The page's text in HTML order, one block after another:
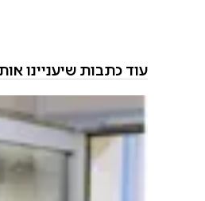
עוד כתבות שיעניינו